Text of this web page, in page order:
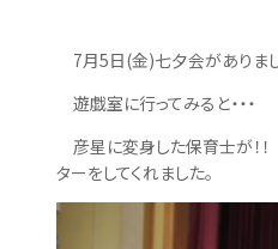
7月5日(金)七夕会がありまし
遊戯室に行ってみると・・・
彦星に変身した保育士が！
ターをしてくれました。